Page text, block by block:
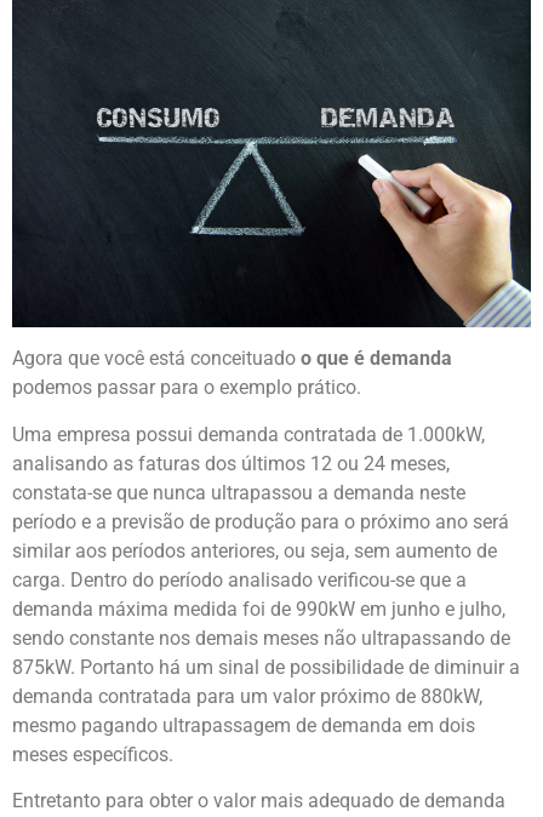
Agora que você está conceituado o que é demanda
podemos passar para o exemplo prático.
Uma empresa possui demanda contratada de 1.000kW,
analisando as faturas dos últimos 12 ou 24 meses,
constata-se que nunca ultrapassou a demanda neste
período e a previsão de produção para o próximo ano será
similar aos períodos anteriores, ou seja, sem aumento de
carga. Dentro do período analisado verificou-se que a
demanda máxima medida foi de 990kW em junho e julho,
sendo constante nos demais meses não ultrapassando de
875kW. Portanto há um sinal de possibilidade de diminuir a
demanda contratada para um valor próximo de 880kW,
mesmo pagando ultrapassagem de demanda em dois
meses específicos.
Entretanto para obter o valor mais adequado de demanda